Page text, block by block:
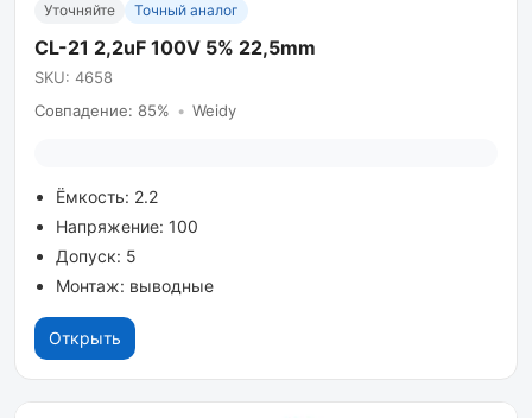
Уточняйте Точный аналог
CL-21 2,2uF 100V 5% 22,5mm
SKU: 4658
Совпадение: 85% • Weidy
Ёмкость: 2.2
Напряжение: 100
Допуск: 5
Монтаж: выводные
Открыть